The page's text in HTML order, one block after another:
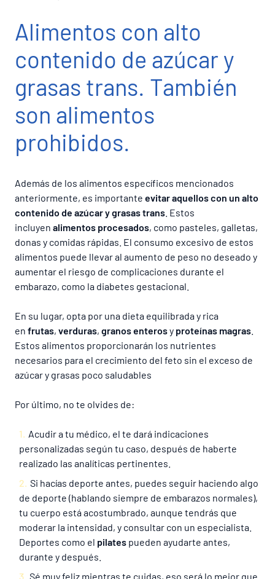
Alimentos con alto
contenido de azúcar y
grasas trans. También
son alimentos
prohibidos.
Además de los alimentos específicos mencionados
anteriormente, es importante evitar aquellos con un alto
contenido de azúcar y grasas trans . Estos
incluyen alimentos procesados, como pasteles, galletas,
donas y comidas rápidas. El consumo excesivo de estos
alimentos puede llevar al aumento de peso no deseado y
aumentar el riesgo de complicaciones durante el
embarazo, como la diabetes gestacional.
En su lugar, opta por una dieta equilibrada y rica
en frutas, verduras, granos enterosy proteínas magras
Estos alimentos proporcionarán los nutrientes
necesarios para el crecimiento del feto sin el exceso de
azúcar y grasas poco saludables
Por último, no te olvides de:
Acudir a tu médico, el te dará indicaciones
personalizadas según tu caso, después de haberte
realizado las analíticas pertinentes.
Si hacías deporte antes, puedes seguir haciendo algo
de deporte (hablando siempre de embarazos normales),
tu cuerpo está acostumbrado, aunque tendrás que
moderar la intensidad, y consultar con un especialista.
Deportes como el pilatespueden ayudarte antes,
durante y después.
Sé muy feliz mientras te cuidas, eso será lo mejor que